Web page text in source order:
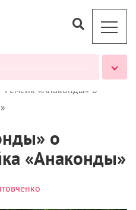
Ремейк «Анаконды» о
о
«Анаконды»